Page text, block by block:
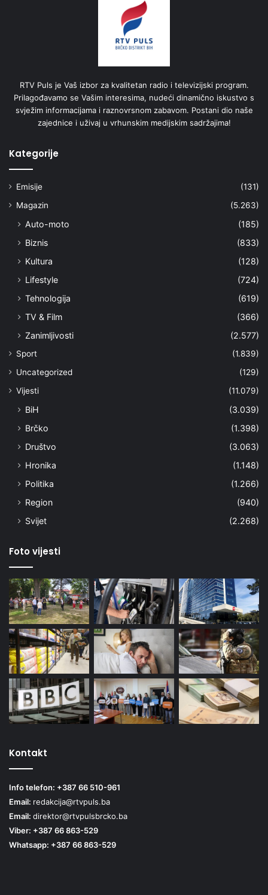
RTV Puls je Vaš izbor za kvalitetan radio i televizijski program.
Prilagođavamo se Vašim interesima, nudeći dinamično iskustvo s
svježim informacijama i raznovrsnom zabavom. Postani dio naše
zajednice i uživaj u vrhunskim medijskim sadržajima!
Kategorije
Emisije
(131)
Magazin
(5.263)
Auto-moto
(185)
Biznis
(833)
Kultura
(128)
Lifestyle
(724)
Tehnologija
(619)
TV & Film
(366)
Zanimljivosti
(2.577)
Sport
(1.839)
Uncategorized
(129)
Vijesti
(11.079)
BiH
(3.039)
Brčko
(1.398)
Društvo
(3.063)
Hronika
(1.148)
Politika
(1.266)
Region
(940)
Svijet
(2.268)
Foto vijesti
Kontakt
Info telefon: +387 66 510-961
Email: redakcija@rtvpuls.ba
Email: direktor@rtvpulsbrcko.ba
Viber: +387 66 863-529
Whatsapp: +387 66 863-529